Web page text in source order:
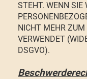
STEHT. WENN SIE
NICHT MEHR ZUM
VERWENDET
DSGVO).